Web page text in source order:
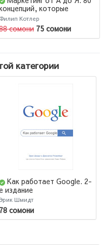
которые
должен знать каждый
менеджер (AB)
Филип Котлер
сомони 75 сомони
категории
Как работает Google. 2-
издание
Эрик Шмидт
78 сомони